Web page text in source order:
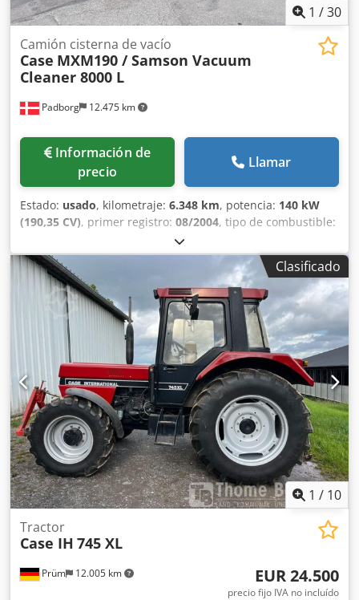
1 /30
Padborg 12.475 km
Camión cisterna de vacío
Case MXM190 / Samson Vacuum
Cleaner 8000 L
Información de
precio
Llamar
Estado: usado, kilometraje: 6.348 km, potencia: 140 kW
(190,35 CV), primer registro: 08/2004, tipo de combustible:
2004
MXM190 / Samson Cisterna de Vacío 8000 L Año: 2004
Condición: Buena Número de serie: ACM231045 Ref. nº.:
8084 Fecha de matriculación: CV: 190 Horas: 6348 Caja de
cambios: Powershift total 19+6 Depósito de gasoil: 1
Capacidad del depósito: 400 L Radio: ? Asiento neumático:
? Frenos: Frenos de disco en baño de aceite Tamaño de
neumáticos: 600/65R25 + 650/75R38 - 520/70R34
Porcentaje de banda de rodadura restante: 60% 90% - 40%
Dwjdpfx Ahjynq Dbjvoa Caja de herramientas: ? Sistema
hidráulico: ? Fabricante de cisterna: Samson Capacidad de
la cisterna: 8000 L Bomba de alta presión: 2 x HPP Caudal
de alta presión: 122 l/min - 130 bar Bomba de vacío:
Samson Mando a distancia: ?
Clasificado
1 / 10
Prüm 12.005 km
Tractor
Case IH 745 XL
EUR 24.500
precio fijo IVA no incluído